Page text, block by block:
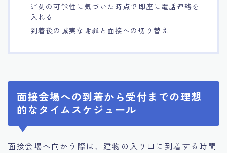
遅刻の可能性に気づいた時点で即座に電話連絡を
入れる
到着後の誠実な謝罪と面接への切り替え
面接会場への到着から受付までの理想
的なタイムスケジュール
面接会場へ向かう際は、建物の入り口に到着する時間